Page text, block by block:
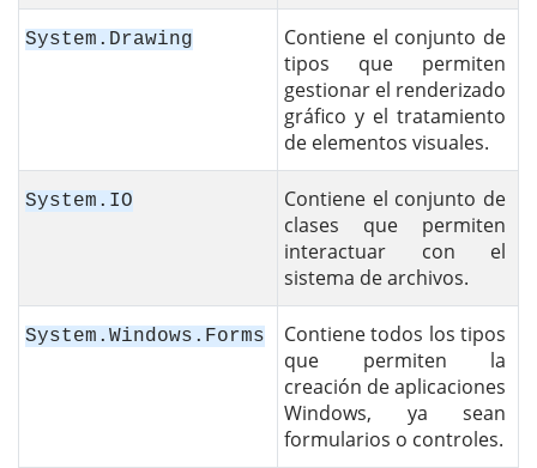
System.Drawing
Contiene el conjunto de
tipos que permiten
gestionar el renderizado
gráfico y el tratamiento
de elementos visuales.
System.IO
Contiene el conjunto de
clases que permiten
interactuar con el
sistema de archivos.
System.Windows.Forms
Contiene todos los tipos
que permiten la
creación de aplicaciones
Windows, ya sean
formularios o controles.